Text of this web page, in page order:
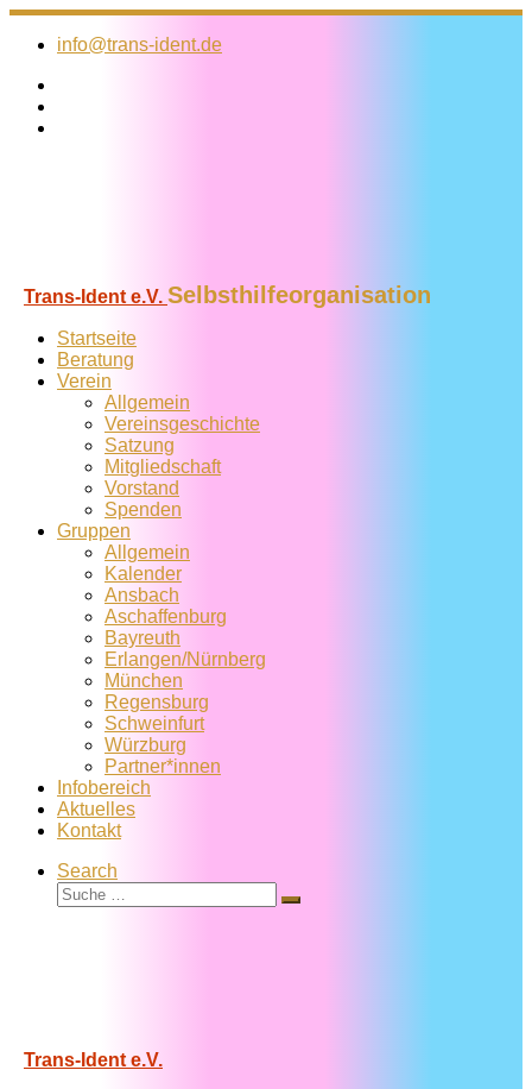
Zum
Inhalt
info@trans-ident.de
Trans-Ident e.V. Selbsthilfeorganisation
Startseite
Beratung
Verein
Allgemein
Vereins­geschichte
Satzung
Mitglied­schaft
Vorstand
Spenden
Gruppen
Allgemein
Kalender
Ansbach
Aschaffenburg
Bayreuth
Erlangen/Nürnberg
München
Regensburg
Schweinfurt
Würzburg
Partner*innen
Infobereich
Aktuelles
Kontakt
Search
Suche
Suche
Trans-Ident e.V.